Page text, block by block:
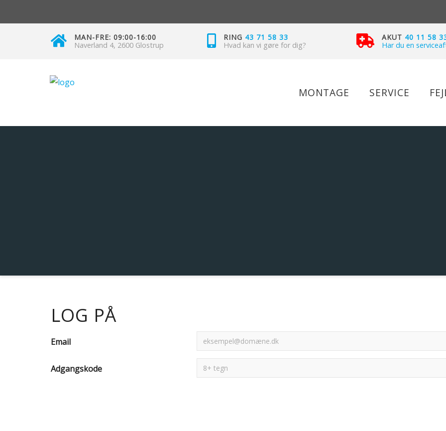
MAN-FRE: 09:00-16:00
Naverland 4, 2600 Glostrup
RING 43 71 58 33
Hvad kan vi gøre for dig?
AKUT 40 11 58
Har du en
MONTAGE SERVICE
LOG PÅ
Email
Adgangskode